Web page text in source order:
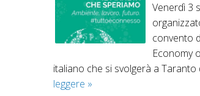
Venerdì 3
convento
Economy
italiano che si svolgerà a
leggere Incontro
»